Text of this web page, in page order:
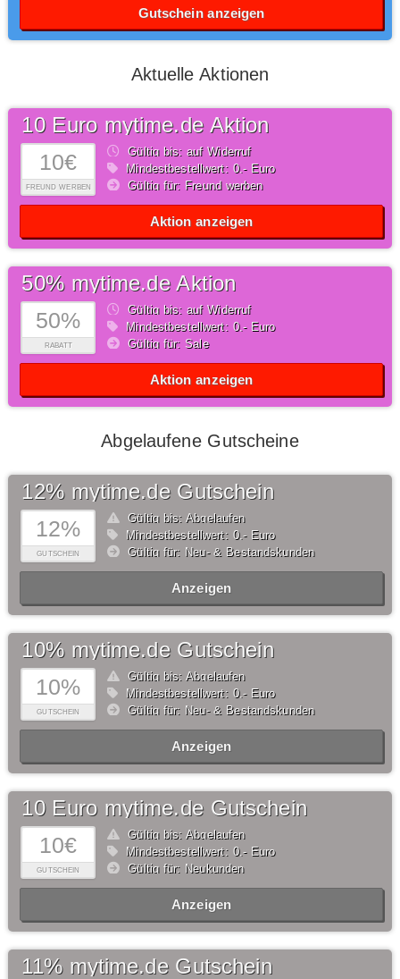
Gutschein anzeigen
Aktuelle Aktionen
10€
FREUND WERBEN
10 Euro mytime.de Aktion
Gültig bis: auf Widerruf
Mindestbestellwert: 0,- Euro
Gültig für: Freund werben
Aktion anzeigen
50%
RABATT
50% mytime.de Aktion
Gültig bis: auf Widerruf
Mindestbestellwert: 0,- Euro
Gültig für: Sale
Aktion anzeigen
Abgelaufene Gutscheine
12%
GUTSCHEIN
12% mytime.de Gutschein
Gültig bis: Abgelaufen
Mindestbestellwert: 0,- Euro
Gültig für: Neu- & Bestandskunden
Anzeigen
10%
GUTSCHEIN
10% mytime.de Gutschein
Gültig bis: Abgelaufen
Mindestbestellwert: 0,- Euro
Gültig für: Neu- & Bestandskunden
Anzeigen
10€
GUTSCHEIN
10 Euro mytime.de Gutschein
Gültig bis: Abgelaufen
Mindestbestellwert: 0,- Euro
Gültig für: Neukunden
Anzeigen
11% mytime.de Gutschein